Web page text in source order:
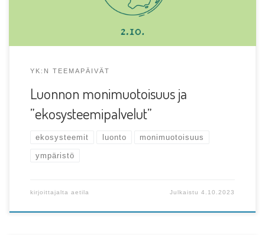
YK:N TEEMAPÄIVÄT
Luonnon monimuotoisuus ja
”ekosysteemipalvelut”
ekosysteemit luonto monimuotoisuus
ympäristö
kirjoittajalta aetila Julkaistu4.10.2023